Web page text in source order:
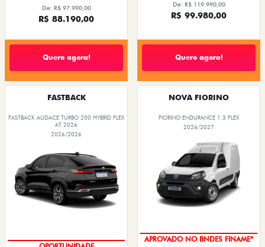
De: R$ 97.990,00
R$ 88.190,00
Quero agora!
De: R$ 119.990,00
R$ 99.980,00
Quero agora!
FASTBACK
FASTBACK AUDACE TURBO 200 HYBRID FLEX
AT 2026
2026/2026
NOVA FIORINO
FIORINO ENDURANCE 1.3 FLEX
2026/2027
APROVADO NO BNDES FINAME*